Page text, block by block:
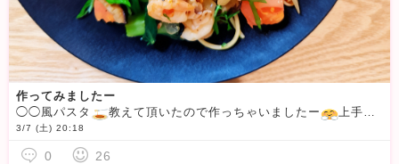
作ってみましたー
◯◯風パスタ
教えて頂いたので作っちゃいましたー 上手かどうかは、置いておいて下さい。あは大葉入れ忘れてあとのせになっちゃいましたがめちゃくちゃ美味しかったですよ
3/7 (土) 20:18
0 26